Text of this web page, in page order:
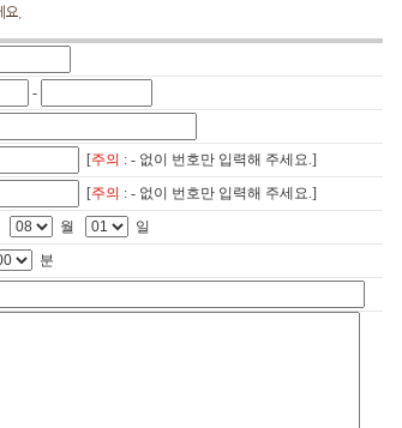
-
[주의 : - 없이 번호만 입력해 주세요.]
[주의 : - 없이 번호만 입력해 주세요.]
월
일
분